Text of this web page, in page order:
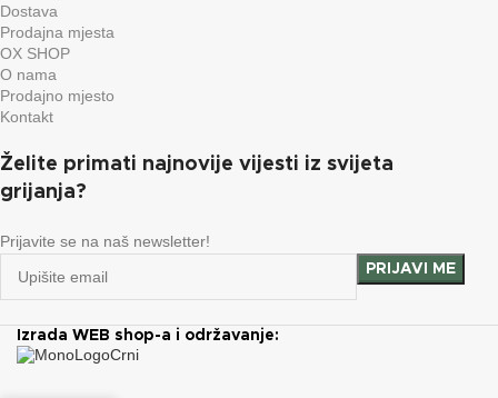
Dostava
Prodajna mjesta
OX SHOP
O nama
Prodajno mjesto
Kontakt
Želite primati najnovije vijesti iz svijeta
grijanja?
Prijavite se na naš newsletter!
Izrada WEB shop-a i održavanje: